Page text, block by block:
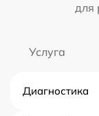
для
Услуга
Диагностика